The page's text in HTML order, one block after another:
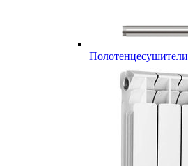
Полотенцесушители